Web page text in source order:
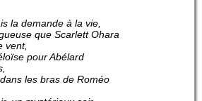
la demande à la vie,
que Scarlett Ohara
vent,
pour Abélard
les bras de Roméo